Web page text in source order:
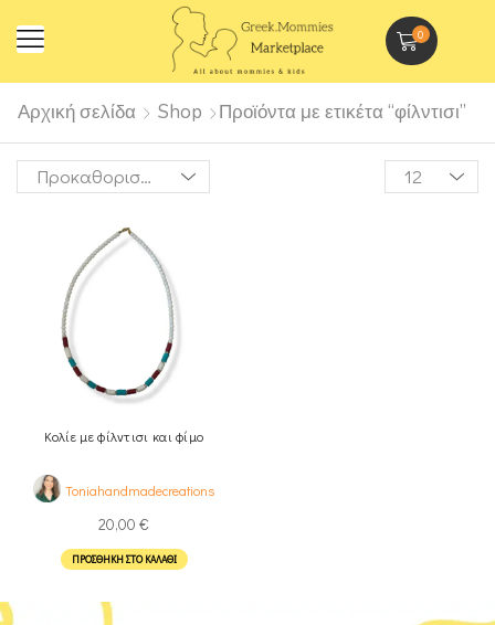
0
Αρχική σελίδα Shop Προϊόντα με ετικέτα “φίλντισι”
Κολίε με φίλντισι και φίμο
Toniahandmadecreations
20,00 €
ΠΡΟΣΘΉΚΗ ΣΤΟ ΚΑΛΆΘΙ